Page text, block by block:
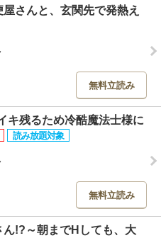
さんと、玄関先で発熱え
無料立読み
キ残るため冷酷魔法士様に
無料立読み
!?～朝までHしても、大